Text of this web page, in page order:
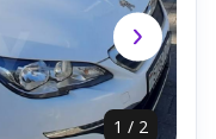
1 / 2